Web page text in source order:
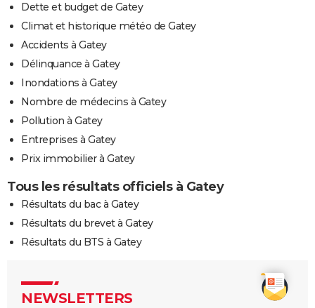
Dette et budget de Gatey
Climat et historique météo de Gatey
Accidents à Gatey
Délinquance à Gatey
Inondations à Gatey
Nombre de médecins à Gatey
Pollution à Gatey
Entreprises à Gatey
Prix immobilier à Gatey
Tous les résultats officiels à Gatey
Résultats du bac à Gatey
Résultats du brevet à Gatey
Résultats du BTS à Gatey
NEWSLETTERS